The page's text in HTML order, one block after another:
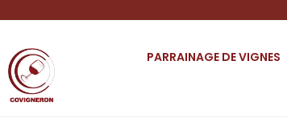
PARRAINAGE DE VIGNES